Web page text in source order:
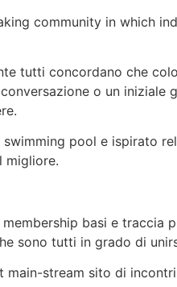
community in which
tutti concordano che
o un iniziale
pool e ispirato
migliore.
basi e traccia
sono tutti in grado di
main-stream sito di